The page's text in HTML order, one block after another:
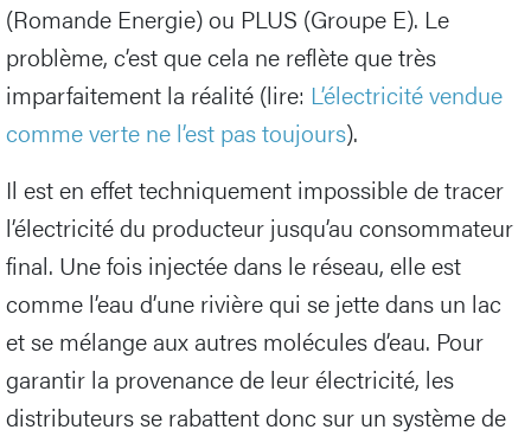
(Romande Energie) ou PLUS (Groupe E). Le
problème, c’est que cela ne reflète que très
imparfaitement la réalité (lire: L’électricité vendue
comme verte ne l’est pas toujours).
Il est en effet techniquement impossible de tracer
l’électricité du producteur jusqu’au consommateur
final. Une fois injectée dans le réseau, elle est
comme l’eau d’une rivière qui se jette dans un lac
et se mélange aux autres molécules d’eau. Pour
garantir la provenance de leur électricité, les
distributeurs se rabattent donc sur un système de